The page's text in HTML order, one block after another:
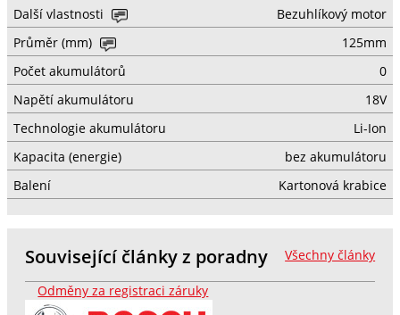
Další vlastnosti
Bezuhlíkový motor
Průměr (mm)
125mm
Počet akumulátorů
0
Napětí akumulátoru
18V
Technologie akumulátoru
Li-Ion
Kapacita (energie)
bez akumulátoru
Balení
Kartonová krabice
Všechny články
Související články z poradny
Odměny za registraci záruky